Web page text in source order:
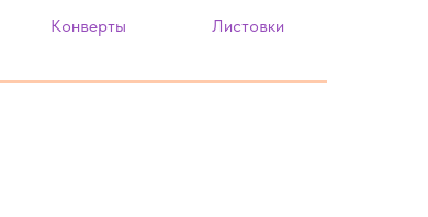
Конверты Листовки